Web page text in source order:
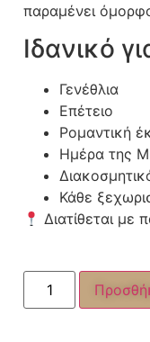
παραμένει
Ιδανικό
Γενέθλια
Επέτειο
Ρομαντική
Ημέρα της
Κάθε
Διατίθεται με